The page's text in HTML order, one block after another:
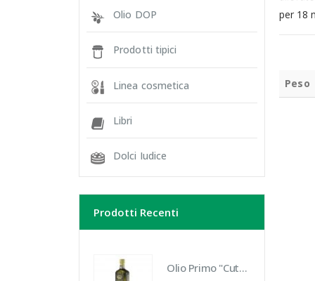
per 18
Peso
Olio DOP
Prodotti tipici
Linea cosmetica
Libri
Dolci Iudice
Prodotti Recenti
Olio Primo "Cutrera" Biologico 10 cl